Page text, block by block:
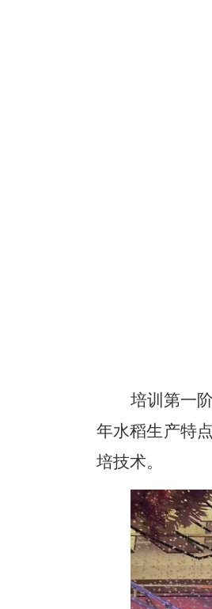
培训第一
年水稻生产特
培技术。